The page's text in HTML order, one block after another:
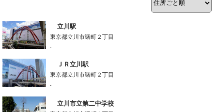
立川駅
東京都立川市曙町２丁目
-
ＪＲ立川駅
東京都立川市曙町２丁目
-
立川市立第二中学校